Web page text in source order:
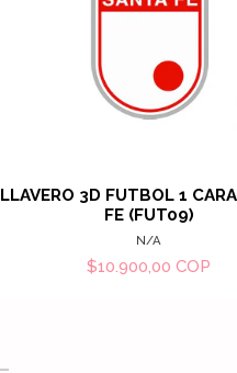
LLAVERO 3D FUTBOL 1
FE (FUT09)
N/A
$10.900,00 COP
Ver